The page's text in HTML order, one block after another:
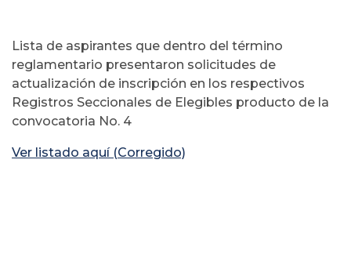
Lista de aspirantes que dentro del término
reglamentario presentaron solicitudes de
actualización de inscripción en los respectivos
Registros Seccionales de Elegibles producto de la
convocatoria No. 4
Ver listado aquí (Corregido)